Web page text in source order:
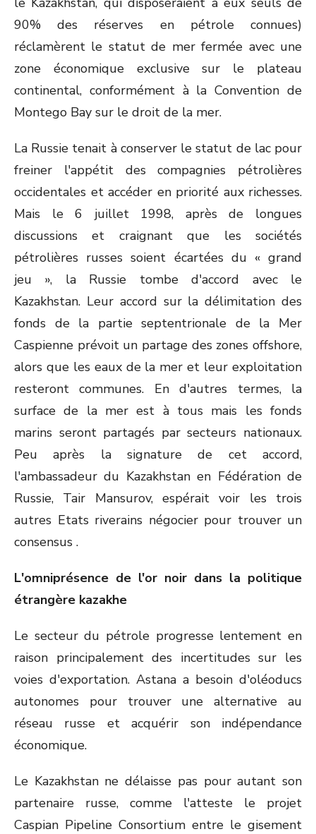
90% des réserves en pétrole connues)
réclamèrent le statut de mer fermée avec une
zone économique exclusive sur le plateau
continental, conformément à la Convention de
Montego Bay sur le droit de la mer.
La Russie tenait à conserver le statut de lac pour
freiner l'appétit des compagnies pétrolières
occidentales et accéder en priorité aux richesses.
Mais le 6 juillet 1998, après de longues
discussions et craignant que les sociétés
pétrolières russes soient écartées du « grand
jeu », la Russie tombe d'accord avec le
Kazakhstan. Leur accord sur la délimitation des
fonds de la partie septentrionale de la Mer
Caspienne prévoit un partage des zones offshore,
alors que les eaux de la mer et leur exploitation
resteront communes. En d'autres termes, la
surface de la mer est à tous mais les fonds
marins seront partagés par secteurs nationaux.
Peu après la signature de cet accord,
l'ambassadeur du Kazakhstan en Fédération de
Russie, Tair Mansurov, espérait voir les trois
autres Etats riverains négocier pour trouver un
consensus .
L'omniprésence de l'or noir dans la politique
étrangère kazakhe
Le secteur du pétrole progresse lentement en
raison principalement des incertitudes sur les
voies d'exportation. Astana a besoin d'oléoducs
autonomes pour trouver une alternative au
réseau russe et acquérir son indépendance
économique.
Le Kazakhstan ne délaisse pas pour autant son
partenaire russe, comme l'atteste le projet
Caspian Pipeline Consortium entre le gisement